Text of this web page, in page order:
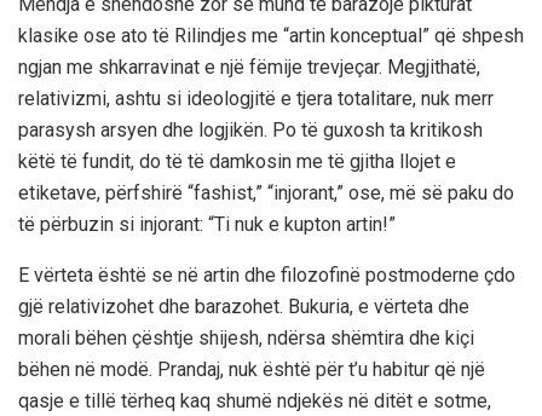
klasike ose ato të Rilindjes me “artin konceptual” që shpesh
ngjan me shkarravinat e një fëmije trevjeçar. Megjithatë,
relativizmi, ashtu si ideologjitë e tjera totalitare, nuk merr
parasysh arsyen dhe logjikën. Po të guxosh ta kritikosh
këtë të fundit, do të të damkosin me të gjitha llojet e
etiketave, përfshirë “fashist,” “injorant,” ose, më së paku do
të përbuzin si injorant: “Ti nuk e kupton artin!”
E vërteta është se në artin dhe filozofinë postmoderne çdo
gjë relativizohet dhe barazohet. Bukuria, e vërteta dhe
morali bëhen çështje shijesh, ndërsa shëmtira dhe kiçi
bëhen në modë. Prandaj, nuk është për t’u habitur që një
qasje e tillë tërheq kaq shumë ndjekës në ditët e sotme,